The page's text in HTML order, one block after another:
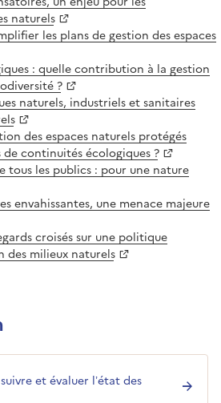
naturels
les plans de gestion des espaces
: quelle contribution à la gestion
?
naturels, industriels et sanitaires
des espaces naturels protégés
continuités écologiques ?
tous les publics : pour une nature
envahissantes, une menace majeure
croisés sur une politique
des milieux naturels
et évaluer l’état des